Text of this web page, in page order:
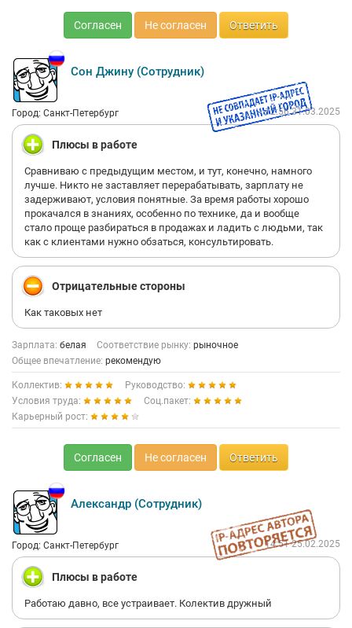
Согласен Не согласен Ответить
Сон Джину (Сотрудник)
Город: Санкт-Петербург 12:56 31.03.2025
Плюсы в работе
Сравниваю с предыдущим местом, и тут, конечно, намного
лучше. Никто не заставляет перерабатывать, зарплату не
задерживают, условия понятные. За время работы хорошо
прокачался в знаниях, особенно по технике, да и вообще
стало проще разбираться в продажах и ладить с людьми, так
как с клиентами нужно обзаться, консультировать.
Отрицательные стороны
Как таковых нет
Зарплата: белая Соответствие рынку: рыночное
Общее впечатление: рекомендую
Коллектив:
Руководство:
Условия труда:
Соц.пакет:
Карьерный рост:
Согласен Не согласен Ответить
Александр (Сотрудник)
Город: Санкт-Петербург 14:51 25.02.2025
Плюсы в работе
Работаю давно, все устраивает. Колектив дружный